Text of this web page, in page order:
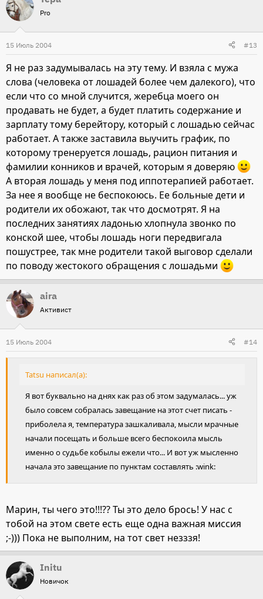
Pro
15 Июль 2004 #13
Я не раз задумывалась на эту тему. И взяла с мужа
слова (человека от лошадей более чем далекого), что
если что со мной случится, жеребца моего он
продавать не будет, а будет платить содержание и
зарплату тому берейтору, который с лошадью сейчас
работает. А также заставила выучить график, по
которому тренеруется лошадь, рацион питания и
фамилии конников и врачей, которым я доверяю
А вторая лошадь у меня под иппотерапией работает.
За нее я вообще не беспокоюсь. Ее больные дети и
родители их обожают, так что досмотрят. Я на
последних занятиях ладонью хлопнула звонко по
конской шее, чтобы лошадь ноги передвигала
пошустрее, так мне родители такой выговор сделали
по поводу жестокого обращения с лошадьми
aira
Активист
15 Июль 2004 #14
Tatsu написал(а):
Я вот буквально на днях как раз об этом задумалась... уж
было совсем собралась завещание на этот счет писать -
приболела я, температура зашкаливала, мысли мрачные
начали посещать и больше всего беспокоила мысль
именно о судьбе кобылы ежели что... И вот уж мысленно
начала это завещание по пунктам составлять :wink:
Марин, ты чего это!!!?? Ты это дело брось! У нас с
тобой на этом свете есть еще одна важная миссия
;-))) Пока не выполним, на тот свет незззя!
Initu
Новичок